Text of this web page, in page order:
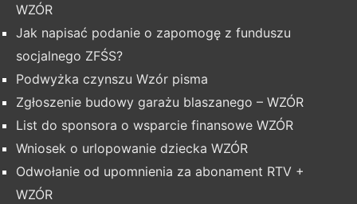
WZÓR
Jak napisać podanie o zapomogę z funduszu
socjalnego ZFŚS?
Podwyżka czynszu Wzór pisma
Zgłoszenie budowy garażu blaszanego – WZÓR
List do sponsora o wsparcie finansowe WZÓR
Wniosek o urlopowanie dziecka WZÓR
Odwołanie od upomnienia za abonament RTV +
WZÓR